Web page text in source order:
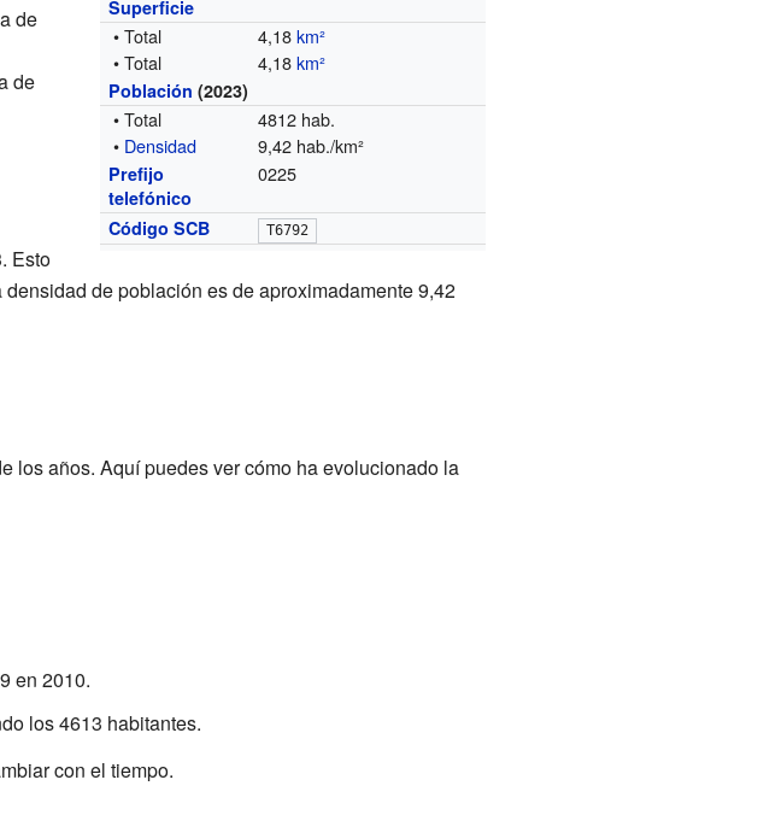
Superficie
• Total 4,18km²
• Total
4,18km²
Población (2023)
• Total
4812 hab.
• Densidad 9,42 hab./km²
Prefijo
telefónico
0225
Código SCB T6792
de
de
Esto
de población es de aproximadamente 9,42
los años. Aquí puedes ver cómo ha evolucionado la
en 2010.
los 4613 habitantes.
con el tiempo.